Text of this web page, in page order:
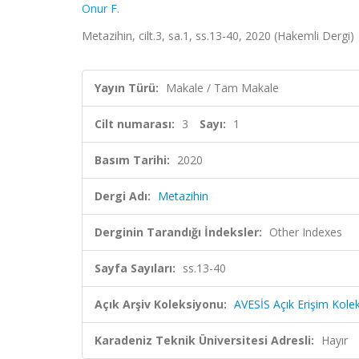
Onur F.
Metazihin, cilt.3, sa.1, ss.13-40, 2020 (Hakemli Dergi)
Yayın Türü: Makale / Tam Makale
Cilt numarası: 3 Sayı: 1
Basım Tarihi: 2020
Dergi Adı: Metazihin
Derginin Tarandığı İndeksler: Other Indexes
Sayfa Sayıları: ss.13-40
Açık Arşiv Koleksiyonu: AVESİS Açık Erişim
Karadeniz Teknik Üniversitesi Adresli: Hayır